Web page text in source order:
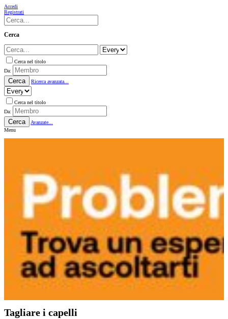
Accedi
Registrati
Cerca
Cerca nel titolo
Da:
Cerca Ricerca avanzata...
Cerca nel titolo
Da:
Cerca
Avanzate...
Menu
Tagliare i capelli